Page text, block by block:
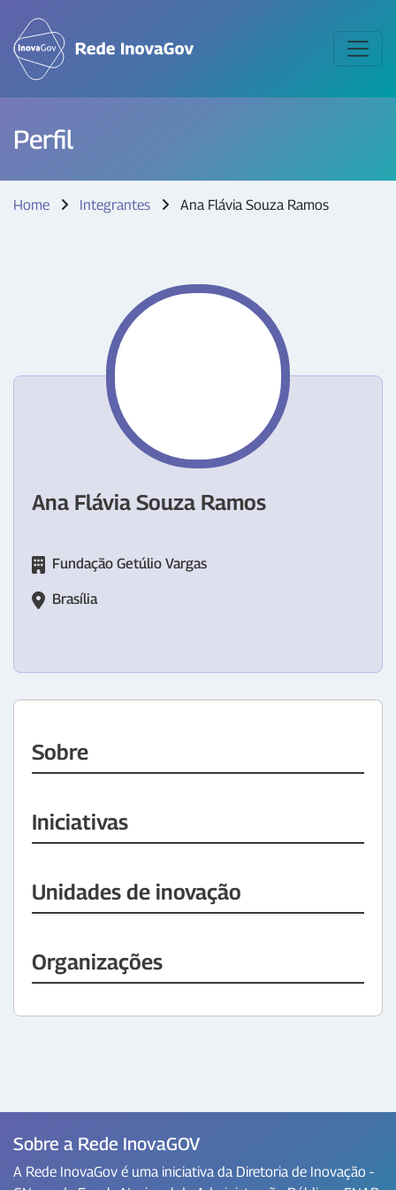
Perfil
Home Integrantes Ana Flávia Souza Ramos
Ana Flávia Souza Ramos
Fundação Getúlio Vargas
Brasília
Sobre
Iniciativas
Unidades de inovação
Organizações
Sobre a Rede InovaGOV
A Rede InovaGov é uma iniciativa da Diretoria de Inovação -